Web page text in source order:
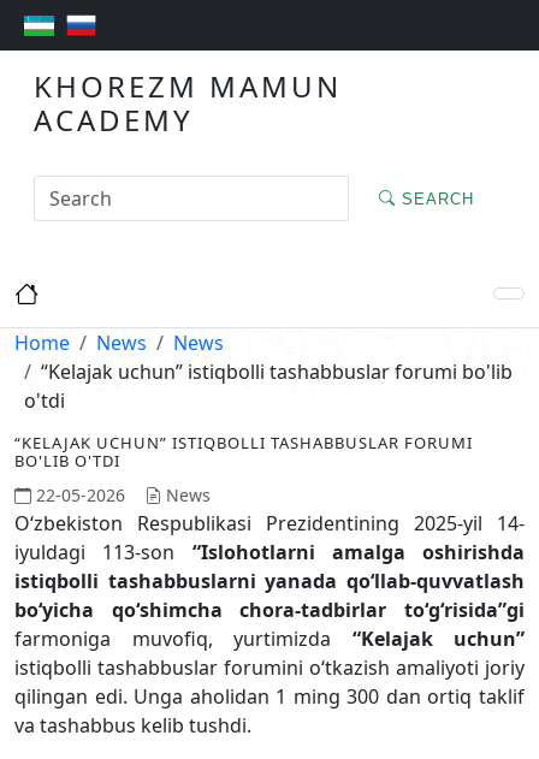
KHOREZM MAMUN
ACADEMY
SEARCH
Home News
News
“Kelajak uchun” istiqbolli tashabbuslar forumi bo'lib
o'tdi
“KELAJAK UCHUN” ISTIQBOLLI TASHABBUSLAR FORUMI
BO'LIB O'TDI
22-05-2026 News
Oʻzbekiston Respublikasi Prezidentining 2025-yil 14-
iyuldagi 113-son “Islohotlarni amalga oshirishda
istiqbolli tashabbuslarni yanada qoʻllab-quvvatlash
boʻyicha qoʻshimcha chora-tadbirlar toʻgʻrisida”gi
farmoniga muvofiq, yurtimizda “Kelajak uchun”
istiqbolli tashabbuslar forumini oʻtkazish amaliyoti joriy
qilingan edi. Unga aholidan 1 ming 300 dan ortiq taklif
va tashabbus kelib tushdi.